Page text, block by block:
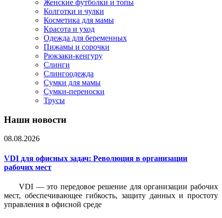
Женские футболки и топы
Колготки и чулки
Косметика для мамы
Красота и уход
Одежда для беременных
Пижамы и сорочки
Рюкзаки-кенгуру
Слинги
Слингоодежда
Сумки для мамы
Сумки-переноски
Трусы
Наши новости
08.08.2026
VDI для офисных задач: Революция в организации
рабочих мест
VDI — это передовое решение для организации рабочих
мест, обеспечивающее гибкость, защиту данных и простоту
управления в офисной среде